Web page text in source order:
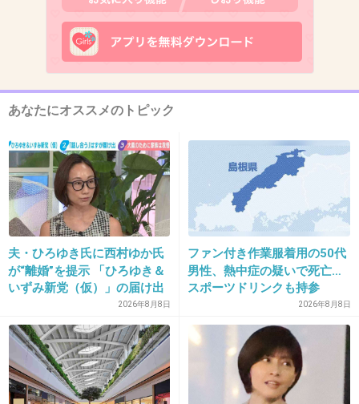
この時間帯は必ずトピ画荒らしがくるのね
13. 匿名 2014/03/06(木) 22:43:57
+13 -131
14. 匿名 2014/03/06(木) 22:44:00
ゆうこりん
あなたにオススメのトピック
夫・ひろゆき氏に西村ゆか氏
が“離婚”を提示 「ひろゆき＆
いずみ新党（仮）」の届け出
を知らされず激怒「信頼関係
が保てない状態で夫婦を続け
るのは無理」
2026年8月8日
ファン付き作業服着用の50代
男性、熱中症の疑いで死亡…
スポーツドリンクも持参
2026年8月8日